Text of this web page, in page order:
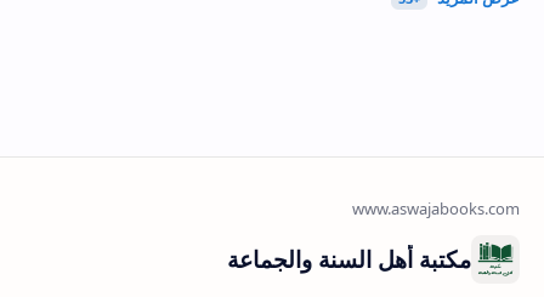
مكتبة أهل السنة والجماعة